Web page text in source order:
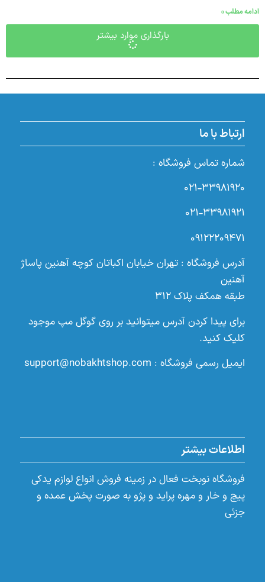
ادامه مطلب »
بارگذاری موارد بیشتر
ارتباط با ما
شماره تماس فروشگاه :
۰۲۱-۳۳۹۸۱۹۲۰
۰۲۱-۳۳۹۸۱۹۲۱
۰۹۱۲۲۲۰۹۴۷۱
آدرس فروشگاه : تهران خیابان اکباتان کوچه آهنین پاساژ
آهنین
طبقه همکف پلاک ۳۱۲
برای پیدا کردن آدرس میتوانید بر روی گوگل مپ موجود
کلیک کنید.
ایمیل رسمی فروشگاه : support@nobakhtshop.com
اطلاعات بیشتر
فروشگاه نوبخت فعال در زمینه فروش انواع لوازم یدکی
پیچ و خار و مهره پراید و پژو به صورت پخش عمده و
جزئی